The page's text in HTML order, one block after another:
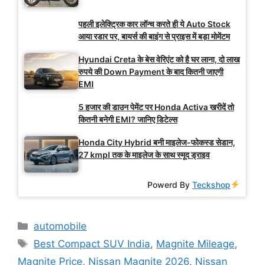
पहली इलेक्ट्रिक कार लॉन्च करते ही ये Auto Stock
आया रडार पर, बायर्स की बाइंग से प्राइस में बड़ा मोमेंटम
Hyundai Creta के बेस वेरिएंट को है घर लाना, दो लाख
रुपये की Down Payment के बाद कितनी जाएगी
EMI
5 हजार की डाउन पेमेंट पर Honda Activa खरीदें तो
कितनी बनेगी EMI? जानिए डिटेल्स
Honda City Hybrid बनी माइलेज-फोकस्ड सेडान,
27 kmpl तक के माइलेज के साथ स्मूद ड्राइव
Powerd ByTeckshop
Categories
automobile
Tags
Best Compact SUV India, Magnite Mileage,
Magnite Price, Nissan Magnite 2026, Nissan